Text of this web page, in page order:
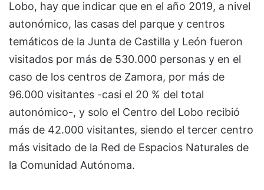
Lobo, hay que indicar que en el año 2019, a nivel
autonómico, las casas del parque y centros
temáticos de la Junta de Castilla y León fueron
visitados por más de 530.000 personas y en el
caso de los centros de Zamora, por más de
96.000 visitantes -casi el 20 % del total
autonómico-, y solo el Centro del Lobo recibió
más de 42.000 visitantes, siendo el tercer centro
más visitado de la Red de Espacios Naturales de
la Comunidad Autónoma.